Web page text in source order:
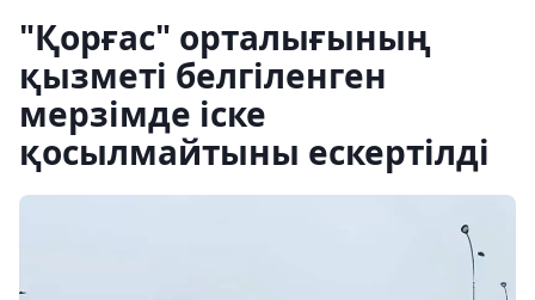
"Қорғас" орталығының
қызметі белгіленген
мерзімде іске
қосылмайтыны ескертілді